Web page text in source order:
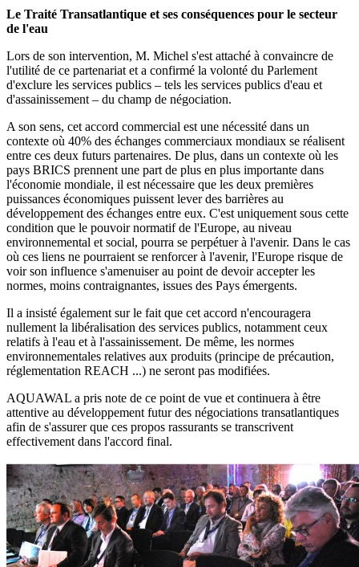
Le Traité Transatlantique et ses conséquences pour le secteur
de l'eau
Lors de son intervention, M. Michel s'est attaché à convaincre de
l'utilité de ce partenariat et a confirmé la volonté du Parlement
d'exclure les services publics – tels les services publics d'eau et
d'assainissement – du champ de négociation.
A son sens, cet accord commercial est une nécessité dans un
contexte où 40% des échanges commerciaux mondiaux se réalisent
entre ces deux futurs partenaires. De plus, dans un contexte où les
pays BRICS prennent une part de plus en plus importante dans
l'économie mondiale, il est nécessaire que les deux premières
puissances économiques puissent lever des barrières au
développement des échanges entre eux. C'est uniquement sous cette
condition que le pouvoir normatif de l'Europe, au niveau
environnemental et social, pourra se perpétuer à l'avenir. Dans le cas
où ces liens ne pourraient se renforcer à l'avenir, l'Europe risque de
voir son influence s'amenuiser au point de devoir accepter les
normes, moins contraignantes, issues des Pays émergents.
Il a insisté également sur le fait que cet accord n'encouragera
nullement la libéralisation des services publics, notamment ceux
relatifs à l'eau et à l'assainissement. De même, les normes
environnementales relatives aux produits (principe de précaution,
réglementation REACH ...) ne seront pas modifiées.
AQUAWAL a pris note de ce point de vue et continuera à être
attentive au développement futur des négociations transatlantiques
afin de s'assurer que ces propos rassurants se transcrivent
effectivement dans l'accord final.